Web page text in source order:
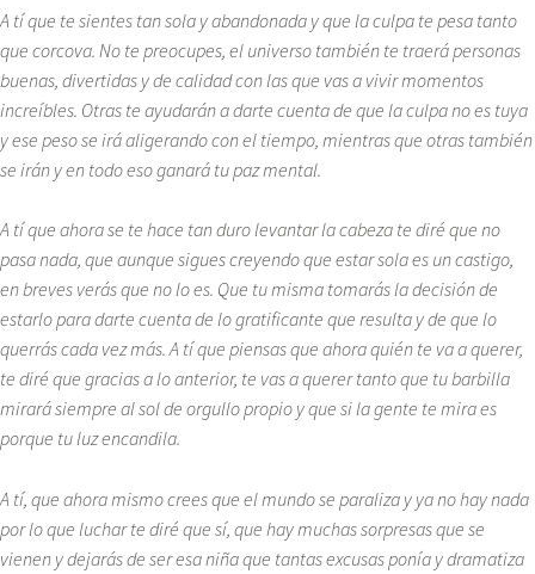
A tí que te sientes tan sola y abandonada y que la culpa te pesa tanto
que corcova. No te preocupes, el universo también te traerá personas
buenas, divertidas y de calidad con las que vas a vivir momentos
increíbles. Otras te ayudarán a darte cuenta de que la culpa no es tuya
y ese peso se irá aligerando con el tiempo, mientras que otras también
se irán y en todo eso ganará tu paz mental.
A tí que ahora se te hace tan duro levantar la cabeza te diré que no
pasa nada, que aunque sigues creyendo que estar sola es un castigo,
en breves verás que no lo es. Que tu misma tomarás la decisión de
estarlo para darte cuenta de lo gratificante que resulta y de que lo
querrás cada vez más. A tí que piensas que ahora quién te va a querer,
te diré que gracias a lo anterior, te vas a querer tanto que tu barbilla
mirará siempre al sol de orgullo propio y que si la gente te mira es
porque tu luz encandila.
A tí, que ahora mismo crees que el mundo se paraliza y ya no hay nada
por lo que luchar te diré que sí, que hay muchas sorpresas que se
vienen y dejarás de ser esa niña que tantas excusas ponía y dramatiza